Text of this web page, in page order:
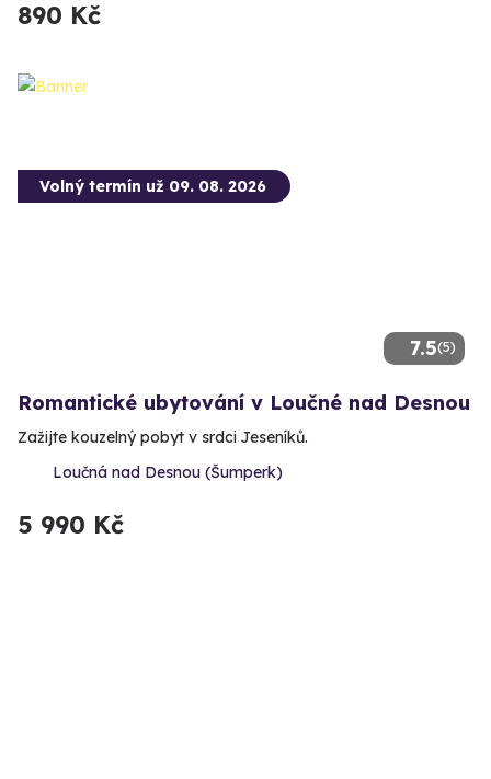
890 Kč
7.5(5)
Volný termín už 09. 08. 2026
Romantické ubytování v Loučné nad Desnou
Zažijte kouzelný pobyt v srdci Jeseníků.
Loučná nad Desnou (Šumperk)
5 990 Kč